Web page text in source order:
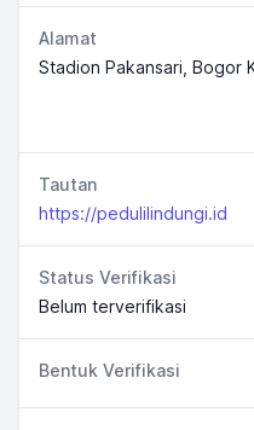
Alamat
Stadion Pakansari, Bogor
Tautan
https://pedulilindungi.id
Status Verifikasi
Belum terverifikasi
Bentuk Verifikasi